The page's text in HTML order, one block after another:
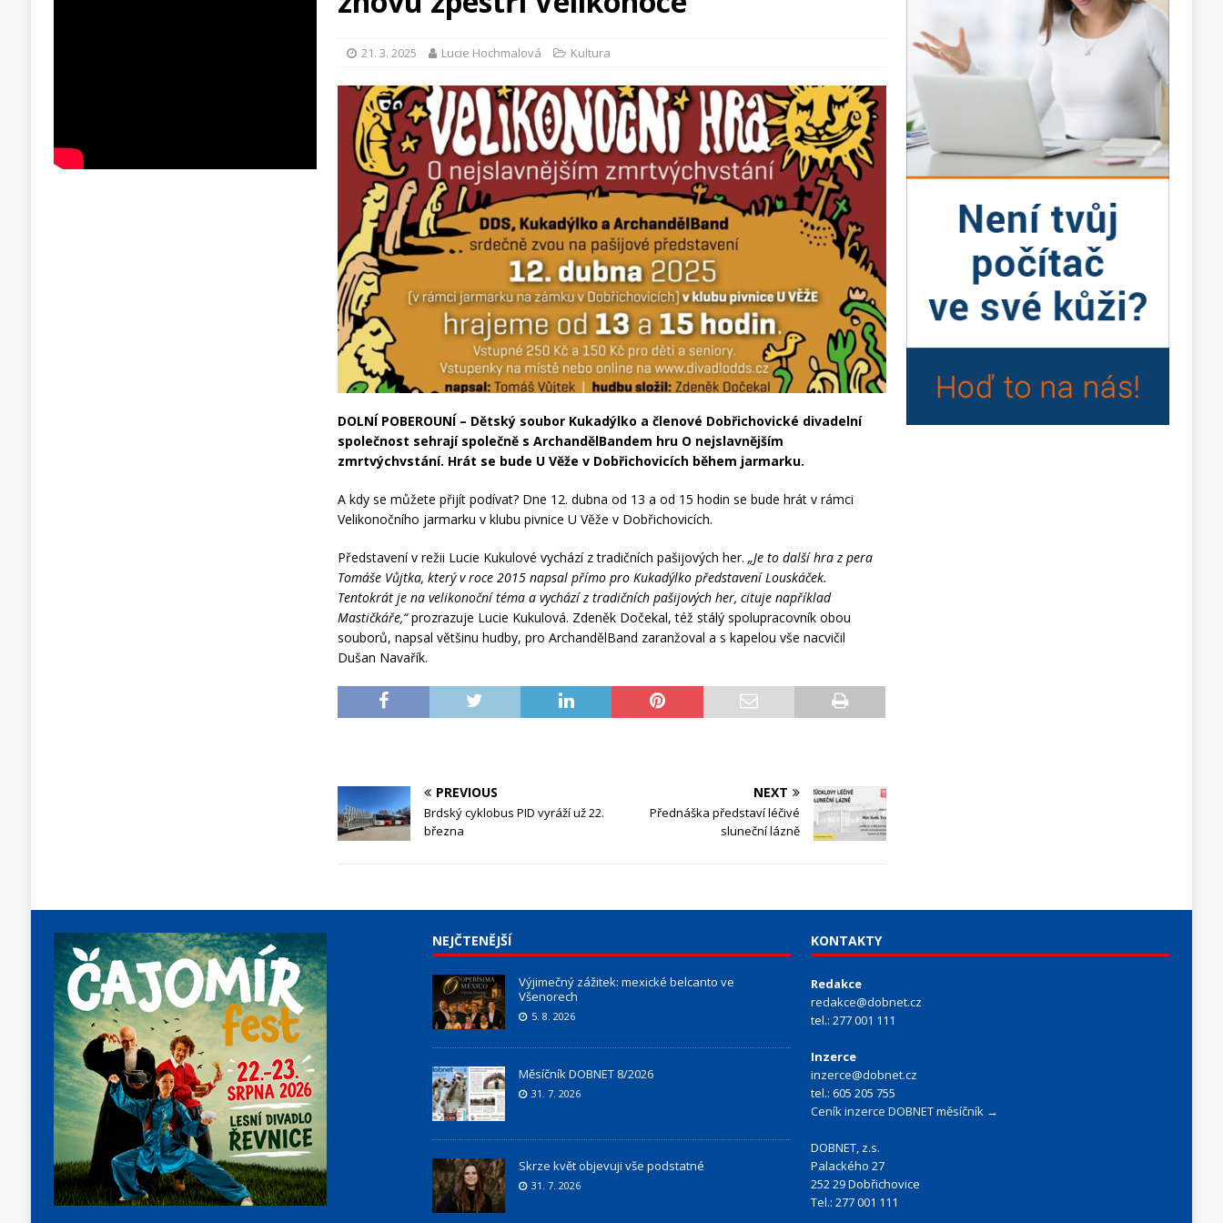
21. 3. 2025 Lucie Hochmalová Kultura
DOLNÍ POBEROUNÍ – Dětský soubor Kukadýlko a členové Dobřichovické divadelní
společnost sehrají společně s ArchandělBandem hru O nejslavnějším
zmrtvýchvstání. Hrát se bude U Věže v Dobřichovicích během jarmarku.
A kdy se můžete přijít podívat? Dne 12. dubna od 13 a od 15 hodin se bude hrát v rámci
Velikonočního jarmarku v klubu pivnice U Věže v Dobřichovicích.
Představení v režii Lucie Kukulové vychází z tradičních pašijových her.„Je to další hra z pera
Tomáše Vůjtka, který v roce 2015 napsal přímo pro Kukadýlko představení Louskáček.
Tentokrát je na velikonoční téma a vychází z tradičních pašijových her, cituje například
Mastičkáře,“prozrazuje Lucie Kukulová. Zdeněk Dočekal, též stálý spolupracovník obou
souborů, napsal většinu hudby, pro ArchandělBand zaranžoval a s kapelou vše nacvičil
Dušan Navařík.
PREVIOUS
Brdský cyklobus PID vyráží už 22.
března
NEXT
Přednáška představí léčivé
sluneční lázně
NEJČTENĚJŠÍ
Výjimečný zážitek: mexické belcanto ve
Všenorech
5. 8. 2026
Měsíčník DOBNET 8/2026
31. 7. 2026
Skrze květ objevuji vše podstatné
31. 7. 2026
KONTAKTY
Redakce
redakce@dobnet.cz
tel.: 277 001 111
Inzerce
inzerce@dobnet.cz
tel.: 605 205 755
Ceník inzerce DOBNET měsíčník →
DOBNET, z.s.
Palackého 27
252 29 Dobřichovice
Tel.: 277 001 111